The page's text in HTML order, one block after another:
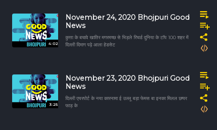
4:02
November 24, 2020 Bhojpuri Good
News
कुत्ता के बचावे खातिर मगरमच्छ से भिड़ले रिचर्ड दुनिया के टॉप 100 शहर में
दिल्ली दिमाग पढ़े आला हेडसेट
3:25
November 23, 2020 Bhojpuri Good
News
दिल्ली एयरपोर्ट के नया कारनामा ई उल्लू बड़ा फेमस बा इनका मिलल छप्पर
फाड़ के